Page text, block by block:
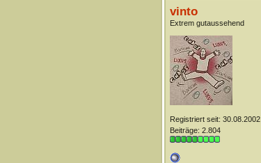
vinto
Extrem gutaussehend
Registriert seit: 30.08.2002
Beiträge: 2.804